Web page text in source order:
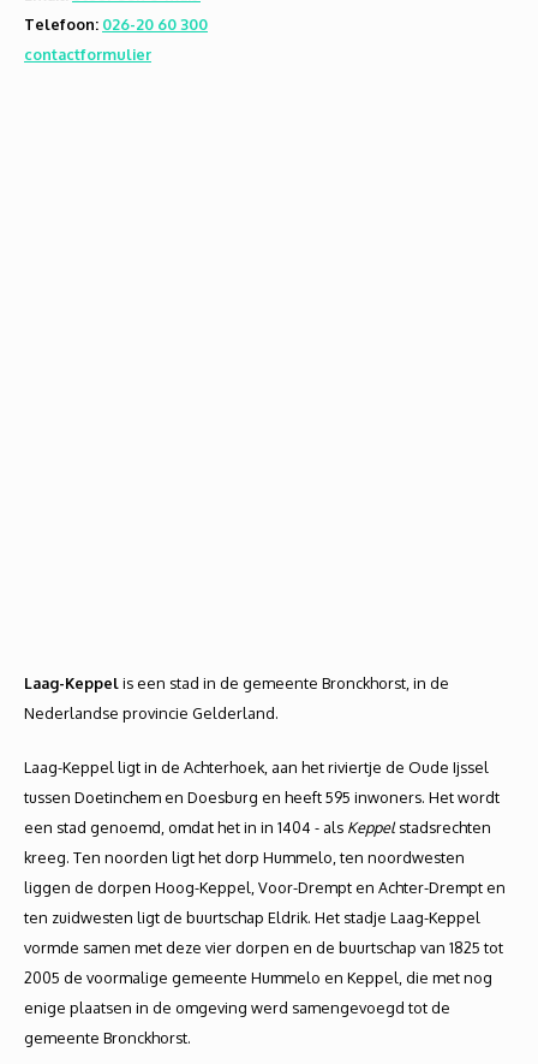
Telefoon: 026-20 60 300
contactformulier
Laag-Keppelis een stad in de gemeente Bronckhorst, in de
Nederlandse provincie Gelderland.
Laag-Keppel ligt in de Achterhoek, aan het riviertje de Oude Ijssel
tussen Doetinchem en Doesburg en heeft 595 inwoners. Het wordt
een stad genoemd, omdat het in in 1404 - als Keppelstadsrechten
kreeg. Ten noorden ligt het dorp Hummelo, ten noordwesten
liggen de dorpen Hoog-Keppel, Voor-Drempt en Achter-Drempt en
ten zuidwesten ligt de buurtschap Eldrik. Het stadje Laag-Keppel
vormde samen met deze vier dorpen en de buurtschap van 1825 tot
2005 de voormalige gemeente Hummelo en Keppel, die met nog
enige plaatsen in de omgeving werd samengevoegd tot de
gemeente Bronckhorst.